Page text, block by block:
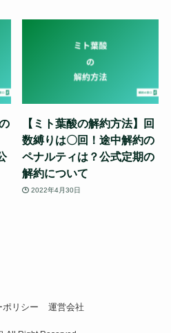
【ミト葉酸の解約方法】回
数縛りは〇回！途中解約の
ペナルティは？公式定期の
解約について
2022年4月30日
ポリシー 運営会社